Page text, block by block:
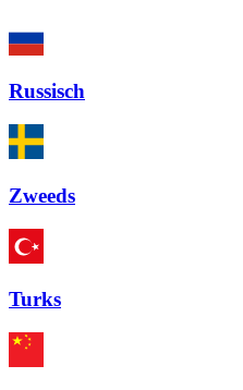
Russisch
Zweeds
Turks